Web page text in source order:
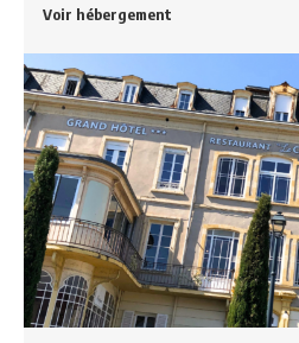
Voir hébergement